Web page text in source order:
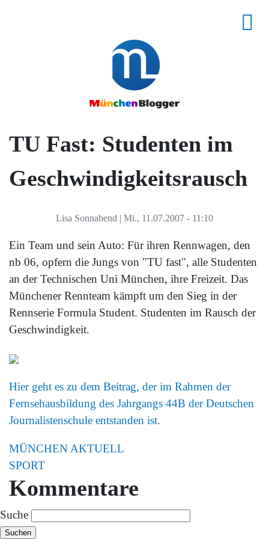
TU Fast: Studenten im
Geschwindigkeitsrausch
Lisa Sonnabend | Mi., 11.07.2007 - 11:10
Ein Team und sein Auto: Für ihren Rennwagen, den
nb 06, opfern die Jungs von "TU fast", alle Studenten
an der Technischen Uni München, ihre Freizeit. Das
Münchener Rennteam kämpft um den Sieg in der
Rennserie Formula Student. Studenten im Rausch der
Geschwindigkeit.
Hier geht es zu dem Beitrag, der im Rahmen der
Fernsehausbildung des Jahrgangs 44B der Deutschen
Journalistenschule entstanden ist.
MÜNCHEN AKTUELL
SPORT
Kommentare
Suche